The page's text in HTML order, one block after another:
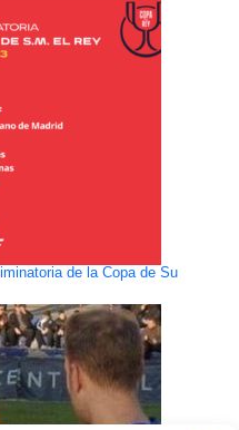
de la Copa de Su